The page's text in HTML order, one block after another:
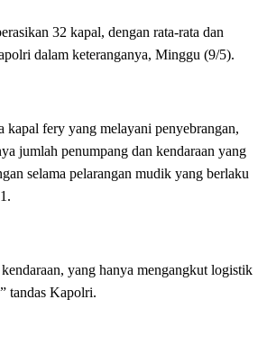
32 kapal, dengan rata-rata dan
dalam keteranganya, Minggu (9/5).
kapal fery yang melayani penyebrangan,
jumlah penumpang dan kendaraan yang
selama pelarangan mudik yang berlaku
yang hanya mengangkut logistik
tandas Kapolri.